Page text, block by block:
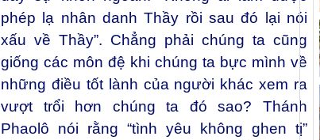
phép lạ nhân danh Thầy rồi sau đó lại nói
xấu về Thầy”. Chẳng phải chúng ta cũng
giống các môn đệ khi chúng ta bực mình về
những điều tốt lành của người khác xem ra
vượt trổi hơn chúng ta đó sao? Thánh
Phaolô nói rằng “tình yêu không ghen tị”